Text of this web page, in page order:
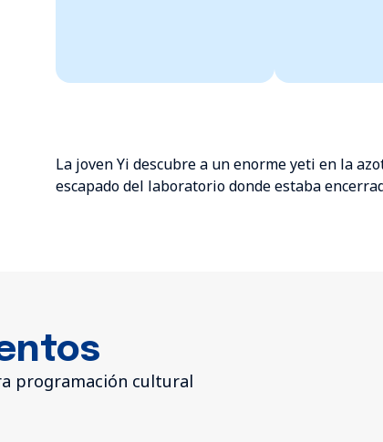
La joven Yi descubre a un enorme yeti en la
escapado del laboratorio donde estaba
programación cultural